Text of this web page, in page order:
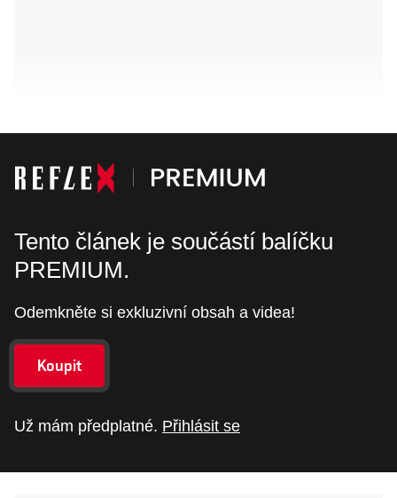
Tento článek je součástí balíčku
PREMIUM.
Odemkněte si exkluzivní obsah a videa!
Koupit
Už mám předplatné. Přihlásit se